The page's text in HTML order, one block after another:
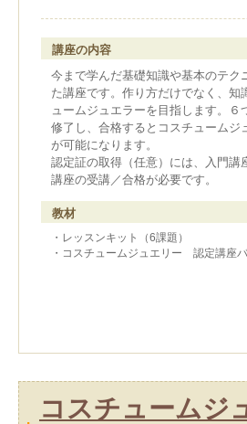
講座の内容
今まで学んだ基礎知識や基本のテク
た講座です。作り方だけでなく、知
ュームジュエラーを目指します。６
修了し、合格するとコスチュームジ
が可能になります。
認定証の取得（任意）には、入門講
講座の受講／合格が必要です。
教材
・レッスンキット（6課題）
・コスチュームジュエリー 認定講座
コスチュームジ